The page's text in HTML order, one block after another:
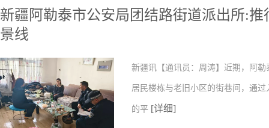
新疆阿勒泰市公安局团结路街道派出所:推
景线
新疆讯【通讯员：周涛】近期，阿
居民楼栋与老旧小区的街巷间，通
的平 [详细]